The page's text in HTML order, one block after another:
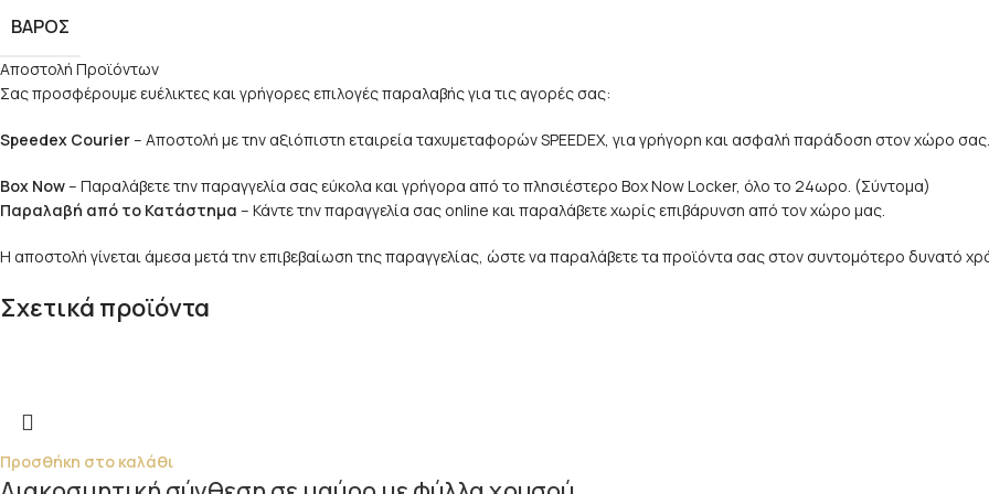
ΒΆΡΟΣ
Αποστολή Προϊόντων
Σας προσφέρουμε ευέλικτες και γρήγορες επιλογές παραλαβής για τις αγορές σας:
Speedex Courier– Αποστολή με την αξιόπιστη εταιρεία ταχυμεταφορών SPEEDEX, για γρήγορη και ασφαλή παράδοση στον χώρο σας.
Box Now– Παραλάβετε την παραγγελία σας εύκολα και γρήγορα από το πλησιέστερο Box Now Locker, όλο το 24ωρο. (Σύντομα)
Παραλαβή από το Κατάστημα – Κάντε την παραγγελία σας online και παραλάβετε χωρίς επιβάρυνση από τον χώρο μας.
Η αποστολή γίνεται άμεσα μετά την επιβεβαίωση της παραγγελίας, ώστε να παραλάβετε τα προϊόντα σας στον συντομότερο δυνατό
Σχετικά προϊόντα
Προσθήκη στο καλάθι